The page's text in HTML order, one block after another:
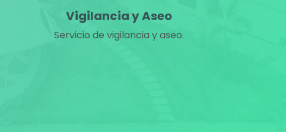
Vigilancia y Aseo
Servicio de vigilancia y aseo.